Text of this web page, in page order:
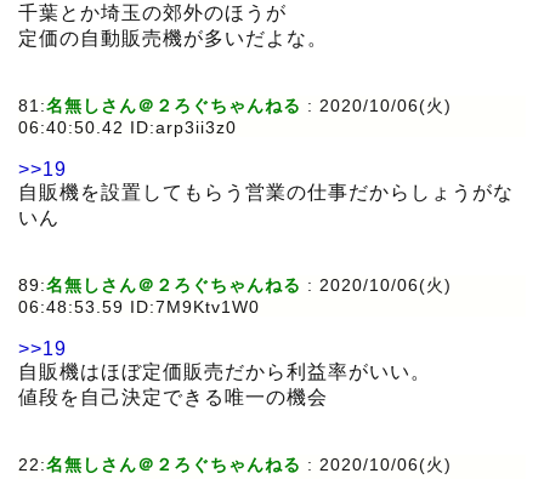
千葉とか埼玉の郊外のほうが
定価の自動販売機が多いだよな。
81:名無しさん＠２ろぐちゃんねる : 2020/10/06(火)
06:40:50.42 ID:arp3ii3z0
>>19
自販機を設置してもらう営業の仕事だからしょうがな
いん
89:名無しさん＠２ろぐちゃんねる : 2020/10/06(火)
06:48:53.59 ID:7M9Ktv1W0
>>19
自販機はほぼ定価販売だから利益率がいい。
値段を自己決定できる唯一の機会
22:名無しさん＠２ろぐちゃんねる : 2020/10/06(火)